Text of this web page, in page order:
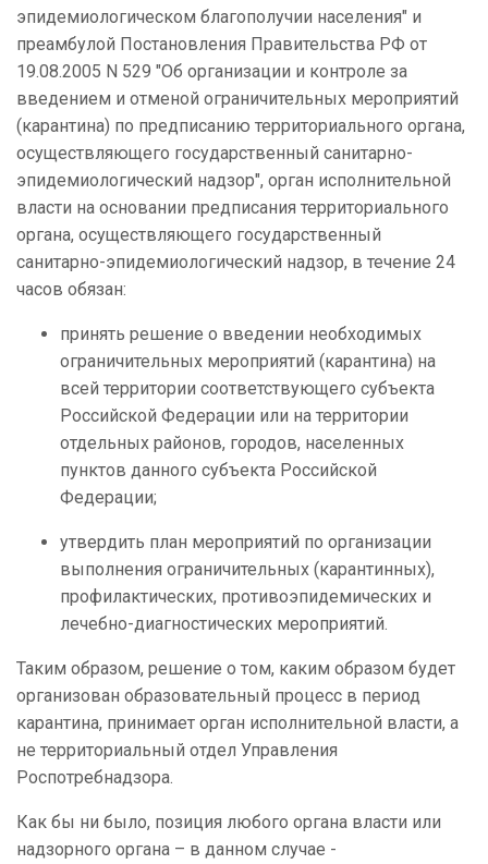
эпидемиологическом благополучии населения" и
преамбулой Постановления Правительства РФ от
19.08.2005 N 529 "Об организации и контроле за
введением и отменой ограничительных мероприятий
(карантина) по предписанию территориального органа,
осуществляющего государственный санитарно-
эпидемиологический надзор", орган исполнительной
власти на основании предписания территориального
органа, осуществляющего государственный
санитарно-эпидемиологический надзор, в течение 24
часов обязан:
принять решение о введении необходимых
ограничительных мероприятий (карантина) на
всей территории соответствующего субъекта
Российской Федерации или на территории
отдельных районов, городов, населенных
пунктов данного субъекта Российской
Федерации;
утвердить план мероприятий по организации
выполнения ограничительных (карантинных),
профилактических, противоэпидемических и
лечебно-диагностических мероприятий.
Таким образом, решение о том, каким образом будет
организован образовательный процесс в период
карантина, принимает орган исполнительной власти, а
не территориальный отдел Управления
Роспотребнадзора.
Как бы ни было, позиция любого органа власти или
надзорного органа – в данном случае -